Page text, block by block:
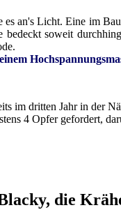
an's Licht. Eine im
bedeckt soweit
im dritten Jahr in der
4 Opfer gefordert,
die